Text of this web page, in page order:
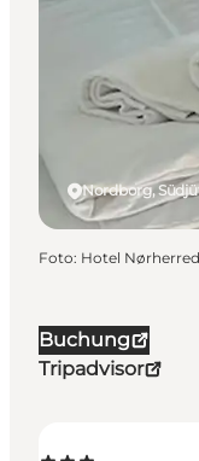
Buchung
Tripadvisor
Nordborg,
Foto: Hotel